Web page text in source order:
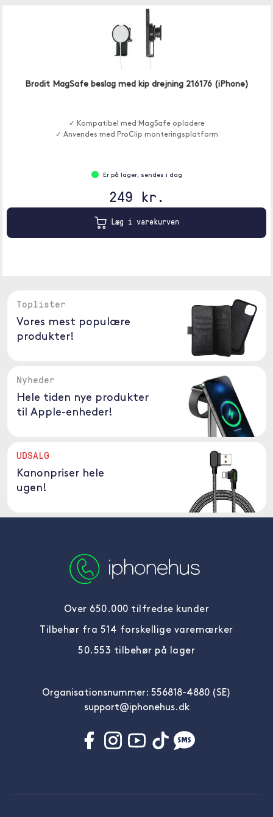
Brodit MagSafe beslag med kip drejning 216176 (iPhone)
✓ Kompatibel med MagSafe opladere
✓ Anvendes med ProClip monteringsplatform
Er på lager, sendes i dag
249 kr.
Læg i varekurven
Toplister
Vores mest populære
produkter!
Nyheder
Hele tiden nye produkter
til Apple-enheder!
UDSALG
Kanonpriser hele
ugen!
Over 650.000 tilfredse kunder
Tilbehør fra 514 forskellige varemærker
50.553 tilbehør på lager
Organisationsnummer: 556818-4880 (SE)
support@iphonehus.dk